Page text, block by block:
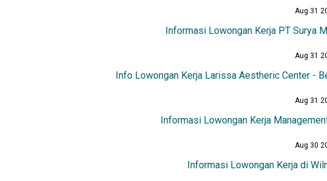
Aug 31
Informasi Lowongan Kerja PT Surya
Aug 31
Info Lowongan Kerja Larissa Aestheric Center -
Aug 31
Informasi Lowongan Kerja
Aug 30
Informasi Lowongan Kerja di